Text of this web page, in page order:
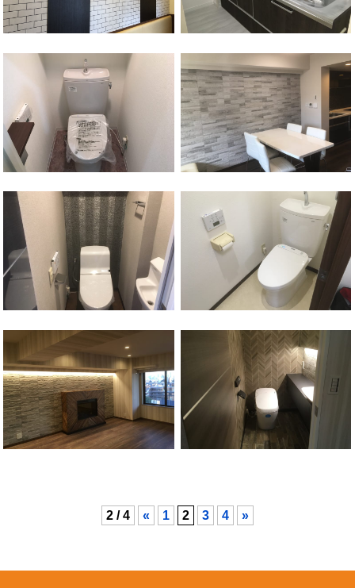
保土ケ谷区天王町駅 保土ケ谷区星川駅
保土ケ谷区星川駅 和田町駅
上星川駅 保土ケ谷区 上星川駅 保土ケ谷区
2 / 4 « 1 2 3 4 »